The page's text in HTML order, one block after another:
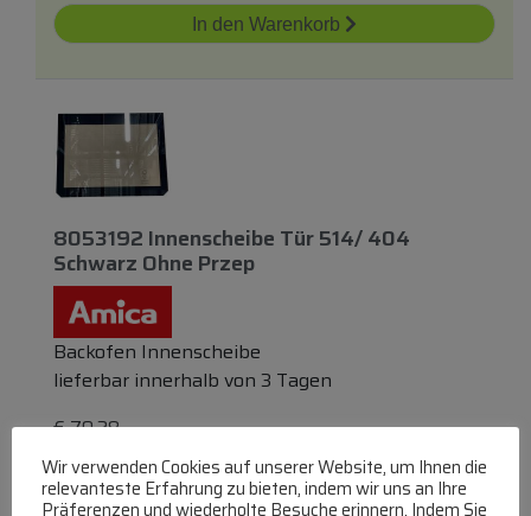
In den Warenkorb
8053192 Innenscheibe Tür 514/ 404
Schwarz Ohne Przep
Backofen Innenscheibe
lieferbar innerhalb von 3 Tagen
€70,28
Zum Produkt
Wir verwenden Cookies auf unserer Website, um Ihnen die
relevanteste Erfahrung zu bieten, indem wir uns an Ihre
Präferenzen und wiederholte Besuche erinnern. Indem Sie